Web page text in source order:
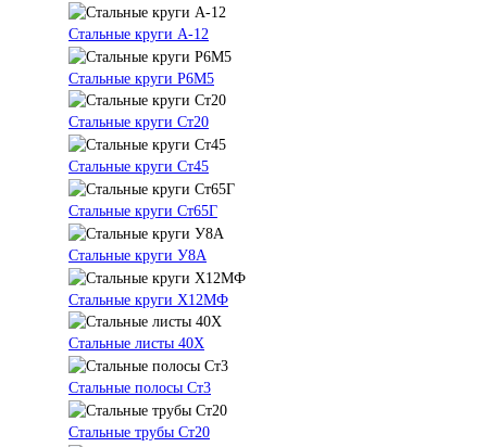
Стальные круги А-12
Стальные круги Р6М5
Стальные круги Ст20
Стальные круги Ст45
Стальные круги Ст65Г
Стальные круги У8А
Стальные круги Х12МФ
Стальные листы 40Х
Стальные полосы Ст3
Стальные трубы Ст20